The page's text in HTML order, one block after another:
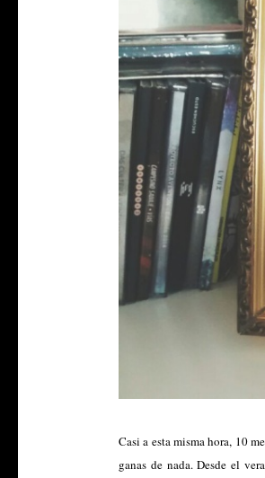
Casi a esta misma hora, 10
ganas de nada. Desde el